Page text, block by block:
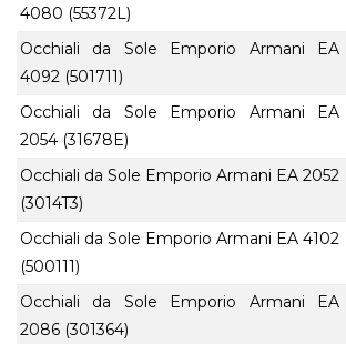
4080 (55372L)
Occhiali da Sole Emporio Armani EA
4092 (501711)
Occhiali da Sole Emporio Armani EA
2054 (31678E)
Occhiali da Sole Emporio Armani EA 2052
(3014T3)
Occhiali da Sole Emporio Armani EA 4102
(500111)
Occhiali da Sole Emporio Armani EA
2086 (301364)